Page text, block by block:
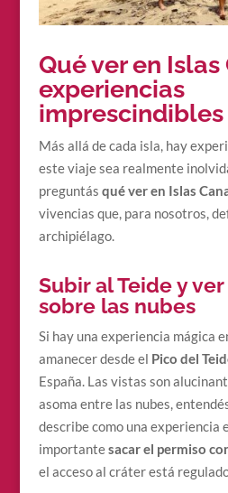
Qué ver en Islas
experiencias
imprescindibles
Más allá de cada isla, hay
este viaje sea realmente
preguntás qué ver en Islas
vivencias que, para nosotros,
archipiélago.
Subir al Teide y
sobre las nubes
Si hay una experiencia mágica
amanecer desde el Pico del
España. Las vistas son
asoma entre las nubes,
describe como una experiencia
importantesacar el permiso
el acceso al cráter está